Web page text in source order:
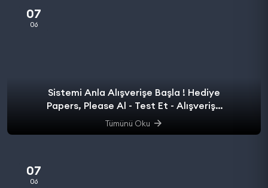
07
06
Sistemi Anla Alışverişe Başla ! Hediye
Papers, Please Al - Test Et - Alışverişe
başla.
Tümünü Oku
07
06